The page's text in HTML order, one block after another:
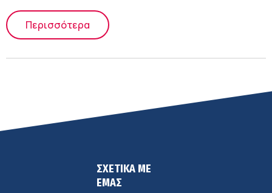
Περισσότερα
ΣΧΕΤΙΚΑ ΜΕ
ΕΜΑΣ